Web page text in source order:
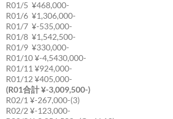
R01/5 ¥468,000-
R01/6 ¥1,306,000-
R01/7 ¥-535,000-
R01/8 ¥1,542,500-
R01/9 ¥330,000-
R01/10 ¥-4,5430,000-
R01/11 ¥924,000-
R01/12 ¥405,000-
(R01合計 ¥-3,009,500-)
R02/1 ¥-267,000-(3)
R02/2 ¥-123,000-